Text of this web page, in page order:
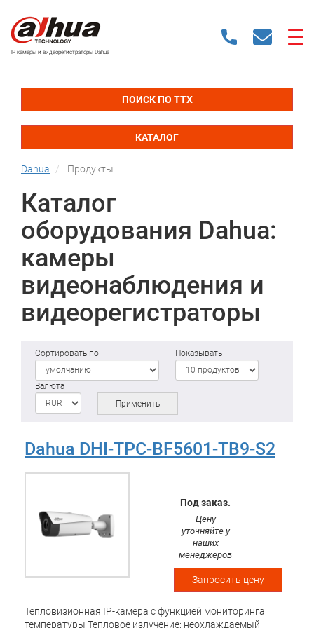
IP камеры и видеорегистраторы Dahua
ПОИСК ПО ТТХ
КАТАЛОГ
Dahua Продукты
Каталог
оборудования Dahua:
камеры
видеонаблюдения и
видеорегистраторы
Сортировать по Показывать
Валюта
Применить
Dahua DHI-TPC-BF5601-TB9-S2
Тепловизионная IP-камера с функцией мониторинга
температуры Тепловое излучение: неохлаждаемый
Под заказ.
Цену
уточняйте у
наших
менеджеров
Запросить цену